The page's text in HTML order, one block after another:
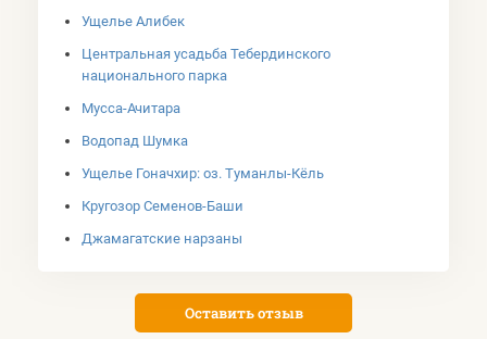
Ущелье Алибек
Центральная усадьба Тебердинского
национального парка
Мусса-Ачитара
Водопад Шумка
Ущелье Гоначхир: оз. Туманлы-Кёль
Кругозор Семенов-Баши
Джамагатские нарзаны
Оставить отзыв